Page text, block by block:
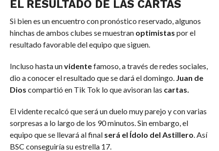
EL RESULTADO DE LAS CARTAS
Si bien es un encuentro con pronóstico reservado, algunos
hinchas de ambos clubes se muestran optimistas por el
resultado favorable del equipo que siguen.
Incluso hasta unvidentefamoso, a través de redes sociales,
dio a conocer el resultado que se dará el domingo. Juan de
Dios compartió en Tik Tok lo que avisoran las cartas.
El vidente recalcó que será un duelo muy parejo y con varias
sorpresas a lo largo de los 90 minutos. Sin embargo, el
equipo que se llevará al final será el Ídolo del Astillero. Así
BSC conseguiría su estrella 17.